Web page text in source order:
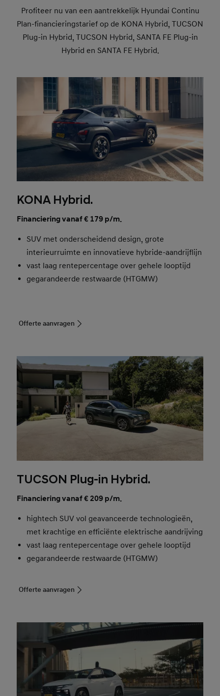
Profiteer nu van een aantrekkelijk Hyundai Continu
Plan-financieringstarief op de KONA Hybrid, TUCSON
Plug-in Hybrid, TUCSON Hybrid, SANTA FE Plug-in
Hybrid en SANTA FE Hybrid.
KONA Hybrid.
Financiering vanaf € 179 p/m.
SUV met onderscheidend design, grote
interieurruimte en innovatieve hybride-aandrijflijn
vast laag rentepercentage over gehele looptijd
gegarandeerde restwaarde (HTGMW)
Offerte aanvragen
TUCSON Plug-in Hybrid.
Financiering vanaf € 209 p/m.
hightech SUV vol geavanceerde technologieën,
met krachtige en efficiënte elektrische aandrijving
vast laag rentepercentage over gehele looptijd
gegarandeerde restwaarde (HTGMW)
Offerte aanvragen